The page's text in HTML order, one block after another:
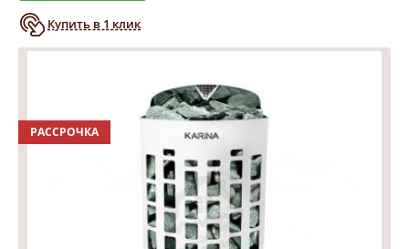
Купить в 1 клик
РАССРОЧКА